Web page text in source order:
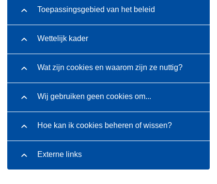
Toepassingsgebied van het beleid
Wettelijk kader
Wat zijn cookies en waarom zijn ze nuttig?
Wij gebruiken geen cookies om...
Hoe kan ik cookies beheren of wissen?
Externe links